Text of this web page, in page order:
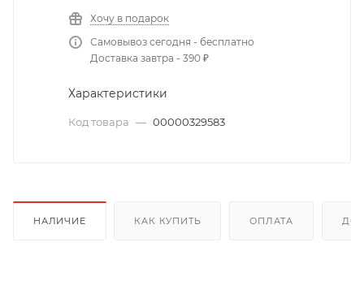
Хочу в подарок
Самовывоз сегодня - бесплатно
Доставка завтра - 390 ₽
Характеристики
Код товара — 00000329583
НАЛИЧИЕ КАК КУПИТЬ ОПЛАТА